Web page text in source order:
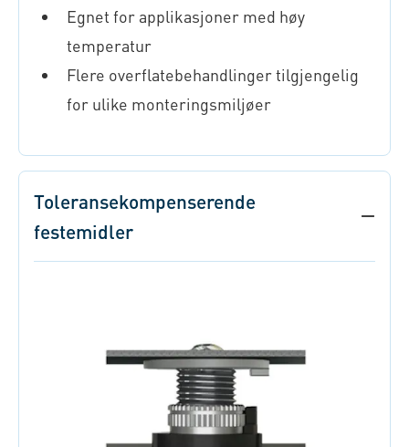
Egnet for applikasjoner med høy
temperatur
Flere overflatebehandlinger tilgjengelig
for ulike monteringsmiljøer
Toleransekompenserende
festemidler